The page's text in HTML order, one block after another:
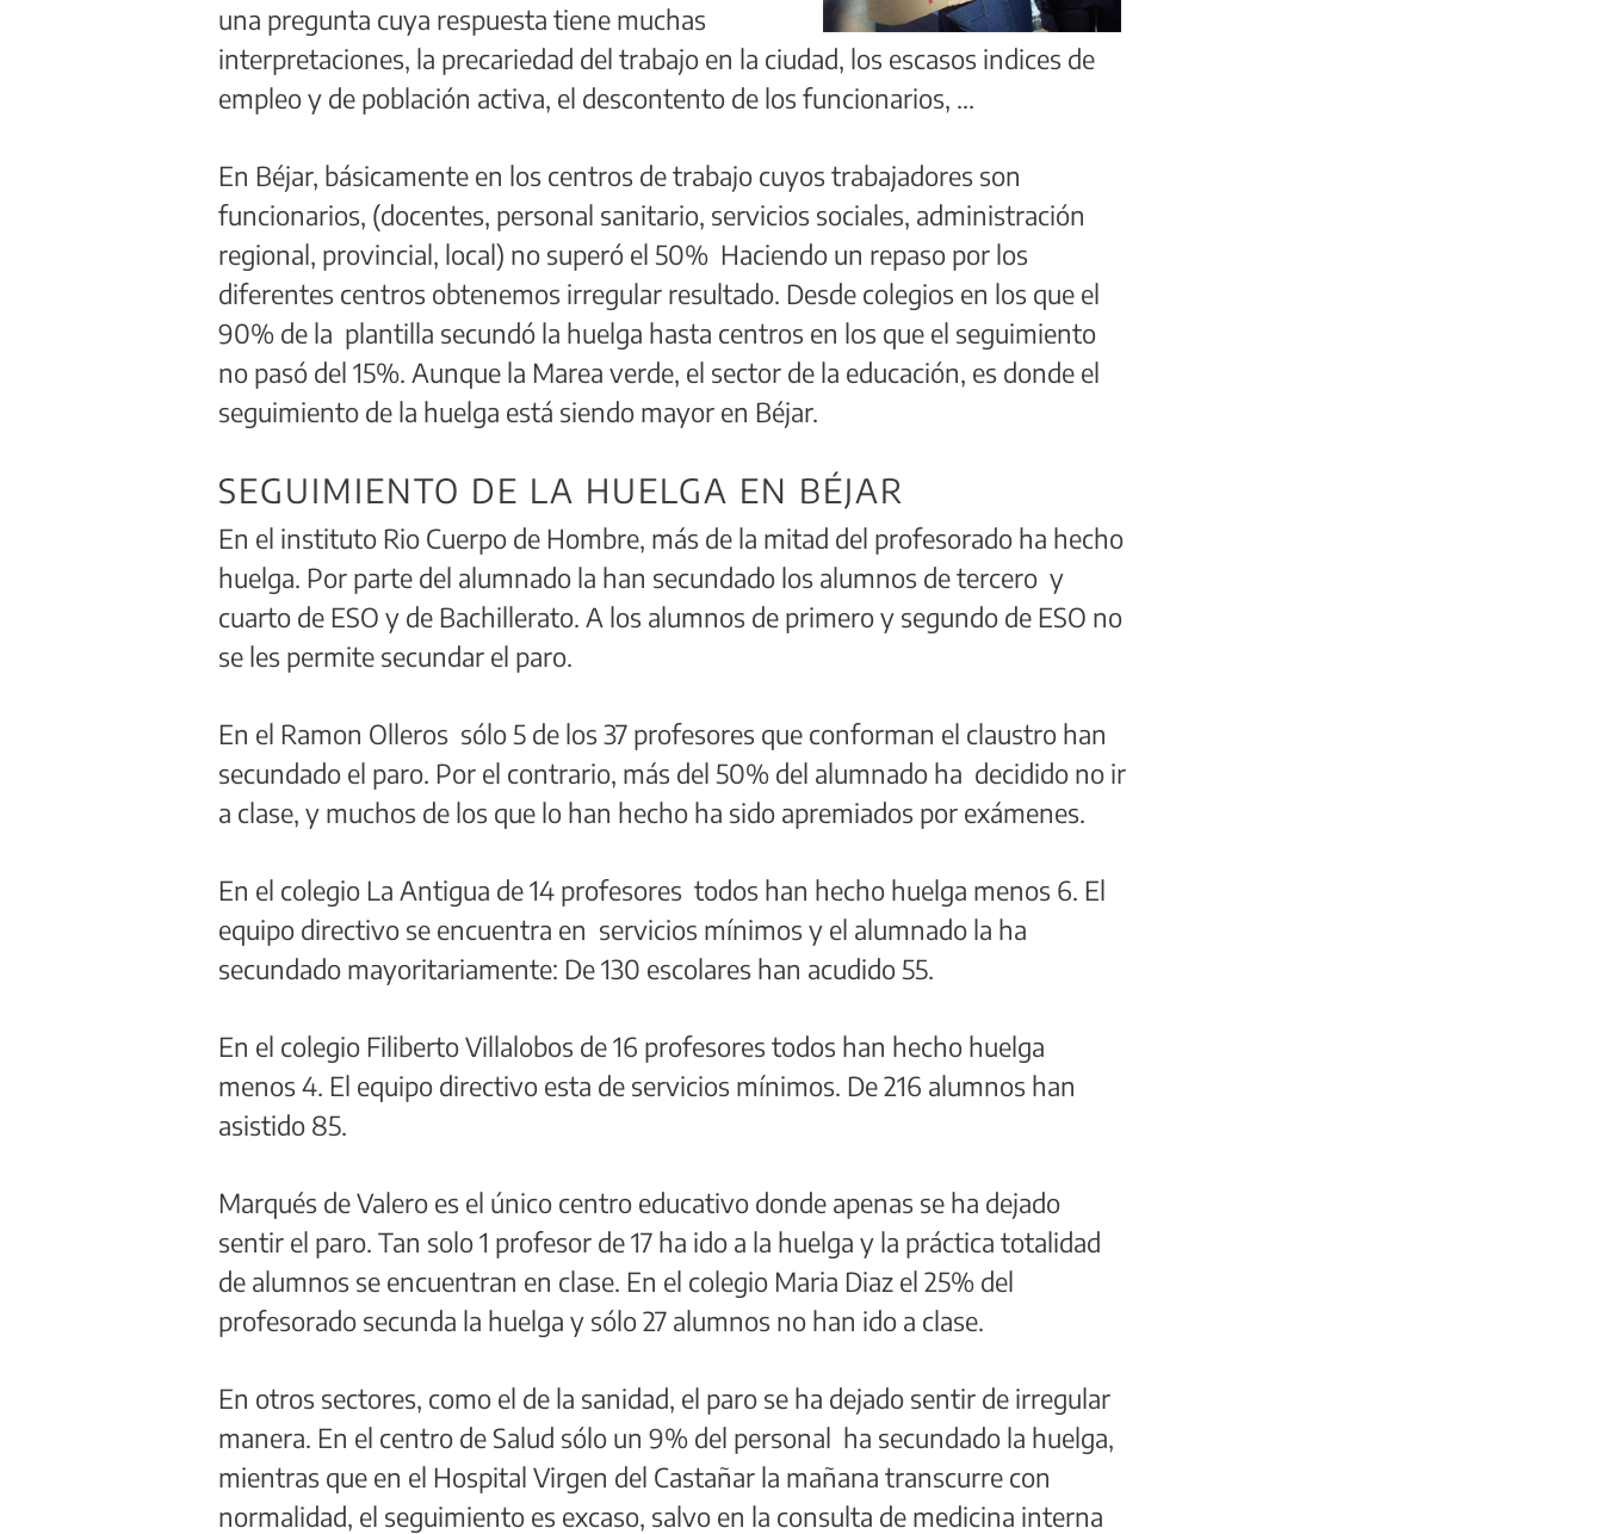
una pregunta cuya respuesta tiene muchas
interpretaciones, la precariedad del trabajo en la ciudad, los escasos indices de
empleo y de población activa, el descontento de los funcionarios, ...
En Béjar, básicamente en los centros de trabajo cuyos trabajadores son
funcionarios, (docentes, personal sanitario, servicios sociales, administración
regional, provincial, local) no superó el 50% Haciendo un repaso por los
diferentes centros obtenemos irregular resultado. Desde colegios en los que el
90% de la plantilla secundó la huelga hasta centros en los que el seguimiento
no pasó del 15%. Aunque la Marea verde, el sector de la educación, es donde el
seguimiento de la huelga está siendo mayor en Béjar.
SEGUIMIENTO DE LA HUELGA EN BÉJAR
En el instituto Rio Cuerpo de Hombre, más de la mitad del profesorado ha hecho
huelga. Por parte del alumnado la han secundado los alumnos de tercero y
cuarto de ESO y de Bachillerato. A los alumnos de primero y segundo de ESO no
se les permite secundar el paro.
En el Ramon Olleros sólo 5 de los 37 profesores que conforman el claustro han
secundado el paro. Por el contrario, más del 50% del alumnado ha decidido no ir
a clase, y muchos de los que lo han hecho ha sido apremiados por exámenes.
En el colegio La Antigua de 14 profesores todos han hecho huelga menos 6. El
equipo directivo se encuentra en servicios mínimos y el alumnado la ha
secundado mayoritariamente: De 130 escolares han acudido 55.
En el colegio Filiberto Villalobos de 16 profesores todos han hecho huelga
menos 4. El equipo directivo esta de servicios mínimos. De 216 alumnos han
asistido 85.
Marqués de Valero es el único centro educativo donde apenas se ha dejado
sentir el paro. Tan solo 1 profesor de 17 ha ido a la huelga y la práctica totalidad
de alumnos se encuentran en clase. En el colegio Maria Diaz el 25% del
profesorado secunda la huelga y sólo 27 alumnos no han ido a clase.
En otros sectores, como el de la sanidad, el paro se ha dejado sentir de irregular
manera. En el centro de Salud sólo un 9% del personal ha secundado la huelga,
mientras que en el Hospital Virgen del Castañar la mañana transcurre con
normalidad, el seguimiento es excaso, salvo en la consulta de medicina interna